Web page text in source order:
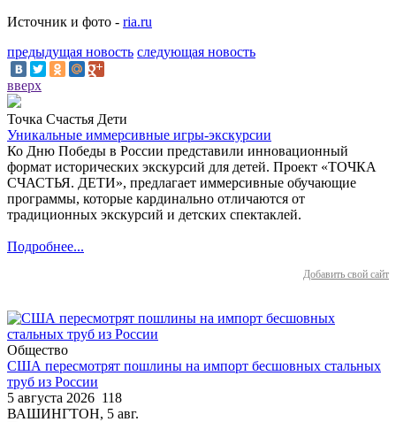
Источник и фото - ria.ru
предыдущая новость следующая новость
вверх
Точка Счастья Дети
Уникальные иммерсивные игры-экскурсии
Ко Дню Победы в России представили инновационный
формат исторических экскурсий для детей. Проект «ТОЧКА
СЧАСТЬЯ. ДЕТИ», предлагает иммерсивные обучающие
программы, которые кардинально отличаются от
традиционных экскурсий и детских спектаклей.
Подробнее...
Добавить свой сайт
Общество
США пересмотрят пошлины на импорт бесшовных стальных
труб из России
5 августа 2026 118
ВАШИНГТОН, 5 авг.